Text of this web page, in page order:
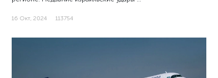
16 Окт, 2024 113754